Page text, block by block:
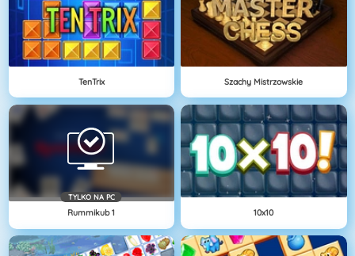
TenTrix Szachy Mistrzowskie
TYLKO NA PC
Rummikub 1 10x10